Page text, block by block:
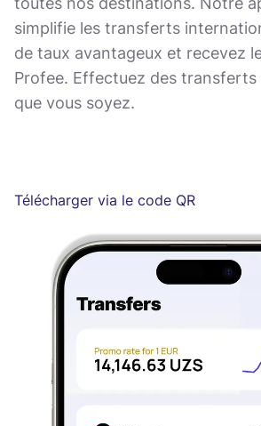
simplifie les transferts
de taux avantageux et recevez
Profee. Effectuez des transferts
que vous soyez.
Télécharger via le code QR